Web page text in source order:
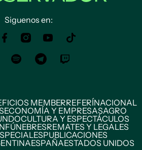
Siguenos en:
MEMBERREFERÍNACIONAL
ECONOMÍA Y EMPRESASAGRO
CULTURA Y ESPECTÁCULOS
FÚNEBRESREMATES Y LEGALES
PUBLICACIONES
ESPAÑAESTADOS UNIDOS